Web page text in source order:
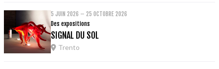
5 JUIN 2026 – 25 OCTOBRE 2026
Des expositions
SIGNAL DU SOL
Trento